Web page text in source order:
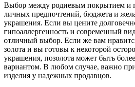
Выбор между родиевым покрытием и
личных предпочтений, бюджета и
украшения. Если вы цените
гипоаллергенность и современный
отличный выбор. Если же вам
золота и вы готовы к некоторой
украшения, позолота может быть
вариантом. В любом случае, важно
изделия у надежных продавцов.